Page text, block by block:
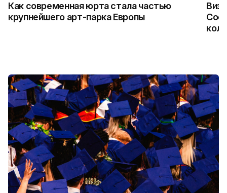
Как современная юрта стала частью
крупнейшего арт-парка Европы